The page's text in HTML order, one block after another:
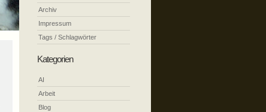
Archiv
Impressum
Tags / Schlagwörter
Kategorien
AI
Arbeit
Blog